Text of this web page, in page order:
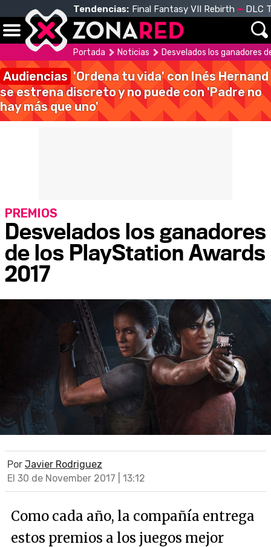
Tendencias: Final Fantasy VII Rebirth DLC
Portada Noticias Desvelados los ganadores
Audiencias 'Ordena tu vida' con Inés Hernand
se estrena discreto y no puede con 'Padre no
hay más que uno'
Desvelados los ganadores
de los PlayStation Awards
2017
PREMIOS
Por Javier Rodriguez
El 30 de November 2017 | 13:12
Como cada año, la compañía entrega
estos premios a los juegos mejor